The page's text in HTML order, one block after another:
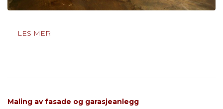
LES MER
Maling av fasade og garasjeanlegg